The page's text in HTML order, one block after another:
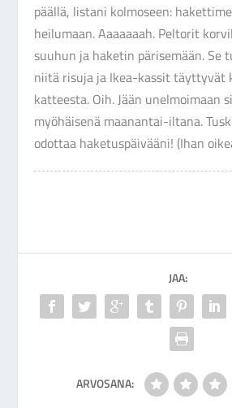
päällä, listani kolmoseen:
heilumaan. Aaaaaaah. Peltorit
suuhun ja haketin pärisemään. Se
niitä risuja ja Ikea-kassit täyttyvät
katteesta. Oih. Jään unelmoimaan
myöhäisenä maanantai-iltana.
odottaa haketuspäivääni! (Ihan
JAA:
ARVOSANA: